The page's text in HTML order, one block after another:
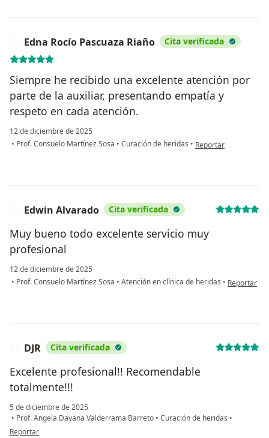
Edna Rocío Pascuaza Riaño Cita verificada
Siempre he recibido una excelente atención por
parte de la auxiliar, presentando empatía y
respeto en cada atención.
12 de diciembre de 2025
• Prof. Consuelo Martínez Sosa • Curación de heridas • en opinión del
Reportar
Edwin Alvarado Cita verificada
Muy bueno todo excelente servicio muy
profesional
12 de diciembre de 2025
• Prof. Consuelo Martínez Sosa • Atención en clínica de heridas • en opinión
Reportar
DJR Cita verificada
Excelente profesional!! Recomendable
totalmente!!!
5 de diciembre de 2025
• Prof. Angela Dayana Valderrama Barreto • Curación de heridas •
en opinión del usuario DJR
Reportar